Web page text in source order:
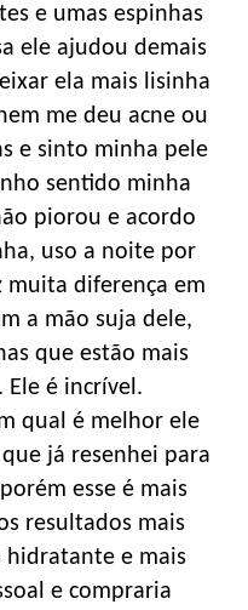
e umas espinhas
ele ajudou demais
ela mais lisinha
me deu acne ou
e sinto minha pele
sentido minha
piorou e acordo
uso a noite por
muita diferença em
a mão suja dele,
que estão mais
é incrível.
qual é melhor ele
que já resenhei para
esse é mais
resultados mais
hidratante e mais
e compraria